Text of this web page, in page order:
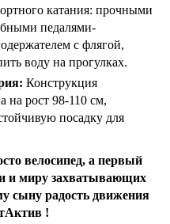
катания: прочными
педалями-
с флягой,
воду на прогулках.
Конструкция
на рост 98-110 см,
посадку для
велосипед, а первый
и миру захватывающих
сыну радость движения
!